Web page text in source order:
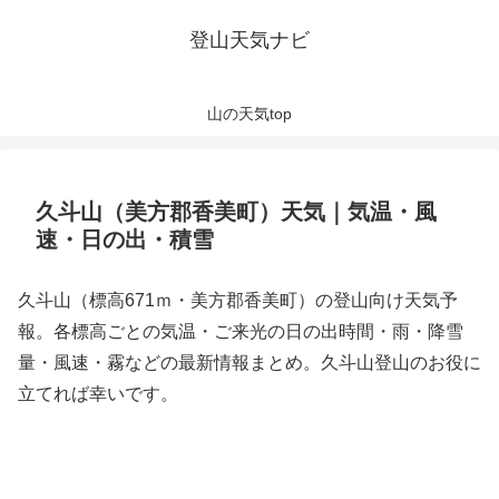
登山天気ナビ
山の天気top
久斗山（美方郡香美町）天気｜気温・風
速・日の出・積雪
久斗山（標高671ｍ・美方郡香美町）の登山向け天気予
報。各標高ごとの気温・ご来光の日の出時間・雨・降雪
量・風速・霧などの最新情報まとめ。久斗山登山のお役に
立てれば幸いです。